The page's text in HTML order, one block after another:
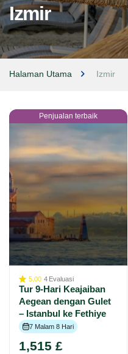
Izmir
Halaman Utama Izmir
Penjualan terbaik
5.00 4 Evaluasi
Tur 9-Hari Keajaiban
Aegean dengan Gulet
– Istanbul ke Fethiye
7 Malam 8 Hari
1,515 £